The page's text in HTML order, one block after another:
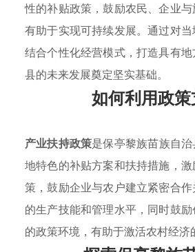
性的补贴政策，鼓励农民、企业
有助于实现可持续发展。通过对
结合个性化经营模式，打造具有
县的未来发展奠定坚实基础。
如何利用政
产业扶持政策是保亭黎族苗族自
地特色的补贴方案和扶持措施，
策，鼓励企业与农户建立紧密合
的生产技能和管理水平，同时鼓
的政策环境，有助于激活农村经